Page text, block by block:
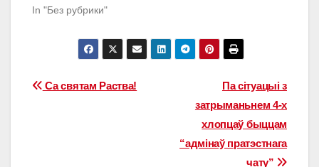
In "Без рубрики"
Навігацыя
Па сітуацыі з
затрыманьнем 4-х
хлопцаў быццам
“адмінаў пратэстнага
чату”
Са святам Раства!